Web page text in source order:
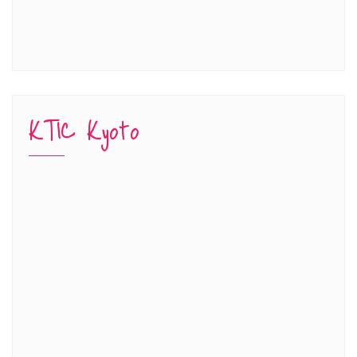
KTIC Kyoto